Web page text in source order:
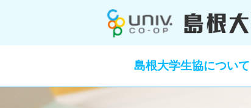
島根大学生協について